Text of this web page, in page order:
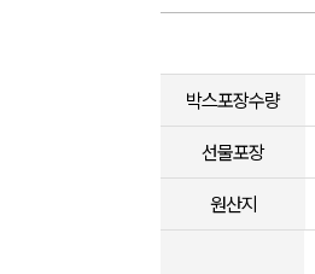
박스포장수량
선물포장
원산지